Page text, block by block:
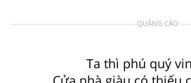
QUẢNG CÁO
Ta thì phú quý